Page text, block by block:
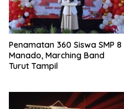
Penamatan 360 Siswa SMP 8
Manado, Marching Band
Turut Tampil